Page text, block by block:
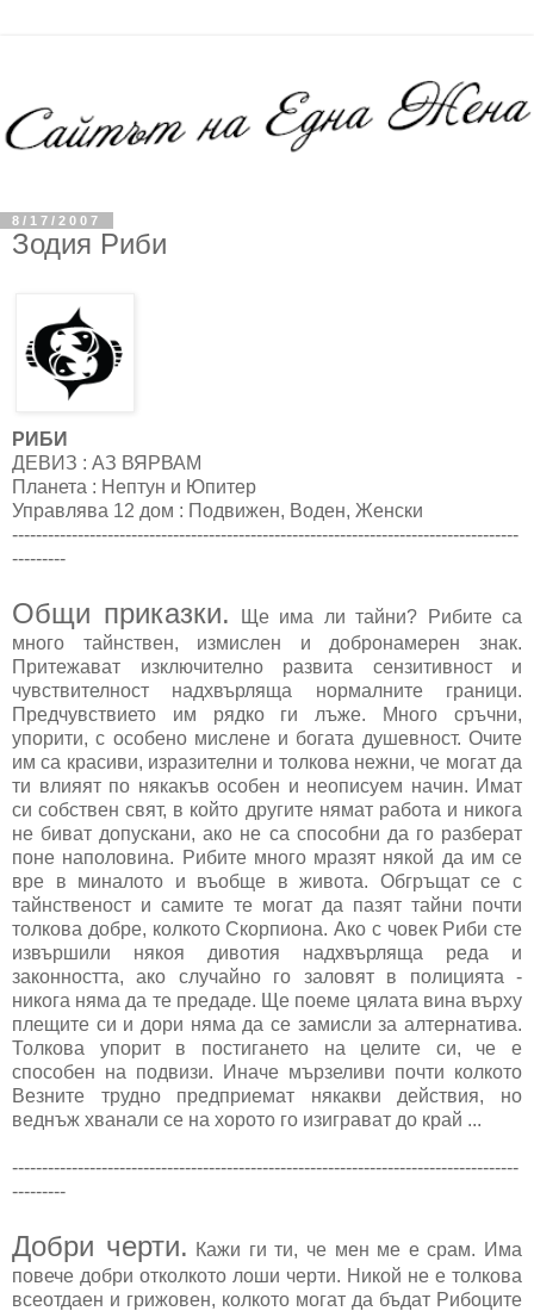
8/17/2007
Зодия Риби
РИБИ
ДЕВИЗ : АЗ ВЯРВАМ
Планета : Нептун и Юпитер
Управлява 12 дом : Подвижен, Воден, Женски
-------------------------------------------------------------------------------------
---------
Общи приказки.
Ще има ли тайни? Рибите са
много тайнствен, измислен и добронамерен знак.
Притежават изключително развита сензитивност и
чувствителност надхвърляща нормалните граници.
Предчувствието им рядко ги лъже. Много сръчни,
упорити, с особено мислене и богата душевност. Очите
им са красиви, изразителни и толкова нежни, че могат да
ти влияят по някакъв особен и неописуем начин. Имат
си собствен свят, в който другите нямат работа и никога
не биват допускани, ако не са способни да го разберат
поне наполовина. Рибите много мразят някой да им се
вре в миналото и въобще в живота. Обгръщат се с
тайнственост и самите те могат да пазят тайни почти
толкова добре, колкото Скорпиона. Ако с човек Риби сте
извършили някоя дивотия надхвърляща реда и
законността, ако случайно го заловят в полицията -
никога няма да те предаде. Ще поеме цялата вина върху
плещите си и дори няма да се замисли за алтернатива.
Толкова упорит в постигането на целите си, че е
способен на подвизи. Иначе мързеливи почти колкото
Везните трудно предприемат някакви действия, но
веднъж хванали се на хорото го изиграват до край ...
-------------------------------------------------------------------------------------
---------
Добри черти. Кажи ги ти, че мен ме е срам. Има
повече добри отколкото лоши черти. Никой не е толкова
всеотдаен и грижовен, колкото могат да бъдат Рибоците